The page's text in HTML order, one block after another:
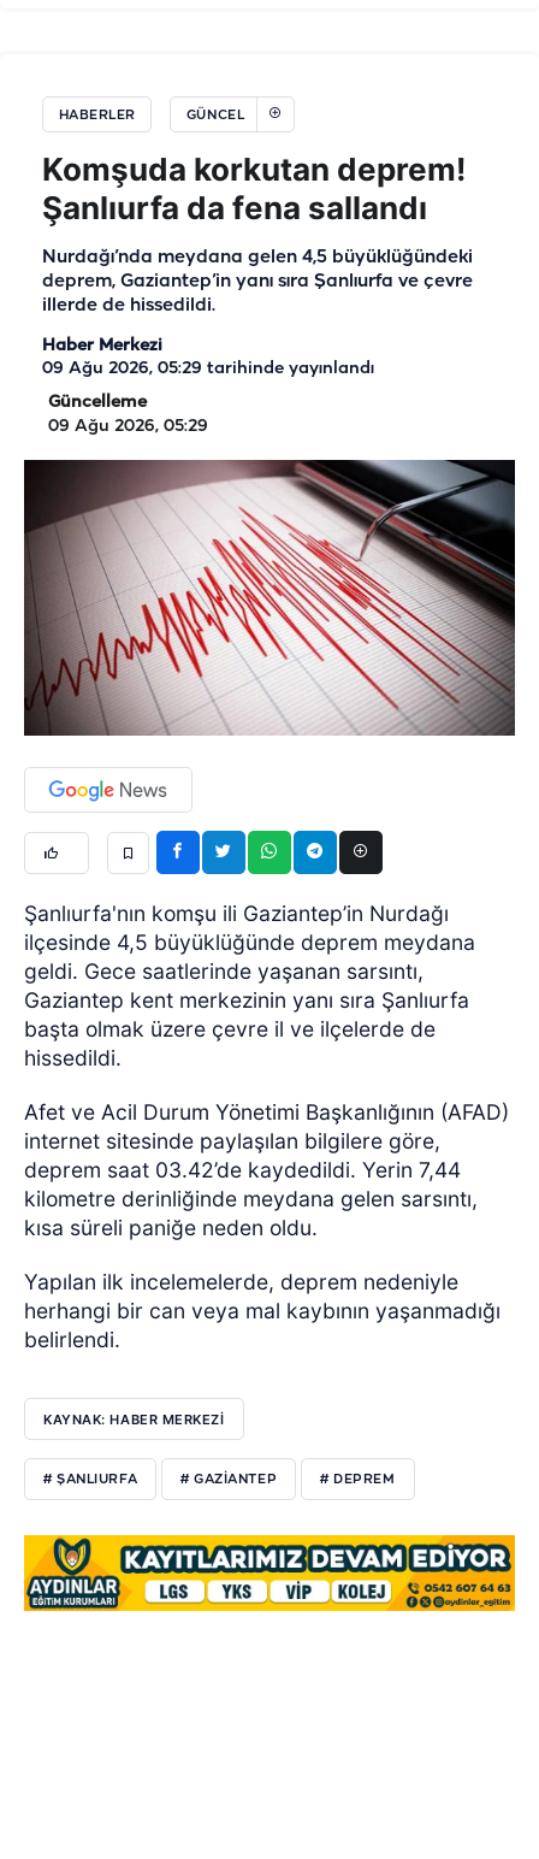
HABERLER GÜNCEL
Komşuda korkutan deprem!
Şanlıurfa da fena sallandı
Nurdağı’nda meydana gelen 4,5 büyüklüğündeki
deprem, Gaziantep’in yanı sıra Şanlıurfa ve çevre
illerde de hissedildi.
Haber Merkezi
09 Ağu 2026, 05:29 tarihinde yayınlandı
Güncelleme
09 Ağu 2026, 05:29
Şanlıurfa'nın komşu ili Gaziantep’in Nurdağı
ilçesinde 4,5 büyüklüğünde deprem meydana
geldi. Gece saatlerinde yaşanan sarsıntı,
Gaziantep kent merkezinin yanı sıra Şanlıurfa
başta olmak üzere çevre il ve ilçelerde de
hissedildi.
Afet ve Acil Durum Yönetimi Başkanlığının (AFAD)
internet sitesinde paylaşılan bilgilere göre,
deprem saat 03.42’de kaydedildi. Yerin 7,44
kilometre derinliğinde meydana gelen sarsıntı,
kısa süreli paniğe neden oldu.
Yapılan ilk incelemelerde, deprem nedeniyle
herhangi bir can veya mal kaybının yaşanmadığı
belirlendi.
KAYNAK: HABER MERKEZİ
# ŞANLIURFA # GAZIANTEP # DEPREM